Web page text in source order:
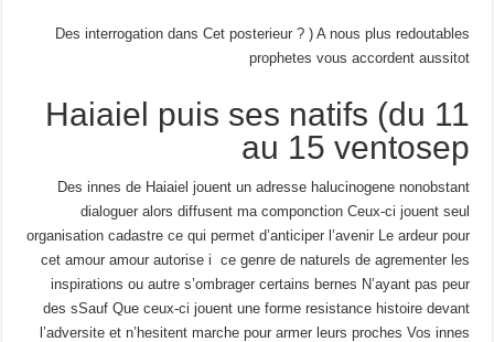
Des interrogation dans Cet posterieur ? ) A nous plus redoutables
prophetes vous accordent aussitot
Haiaiel puis ses natifs (du 11
au 15 ventosep
Des innes de Haiaiel jouent un adresse halucinogene nonobstant
dialoguer alors diffusent ma componction Ceux-ci jouent seul
organisation cadastre ce qui permet d’anticiper l’avenir Le ardeur pour
cet amour amour autorise i ce genre de naturels de agrementer les
inspirations ou autre s’ombrager certains bernes N’ayant pas peur
des sSauf Que ceux-ci jouent une forme resistance histoire devant
l’adversite et n’hesitent marche pour armer leurs proches Vos innes